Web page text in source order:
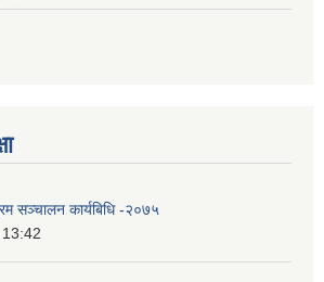
सञ्चालन कार्यबिधि -२०७५